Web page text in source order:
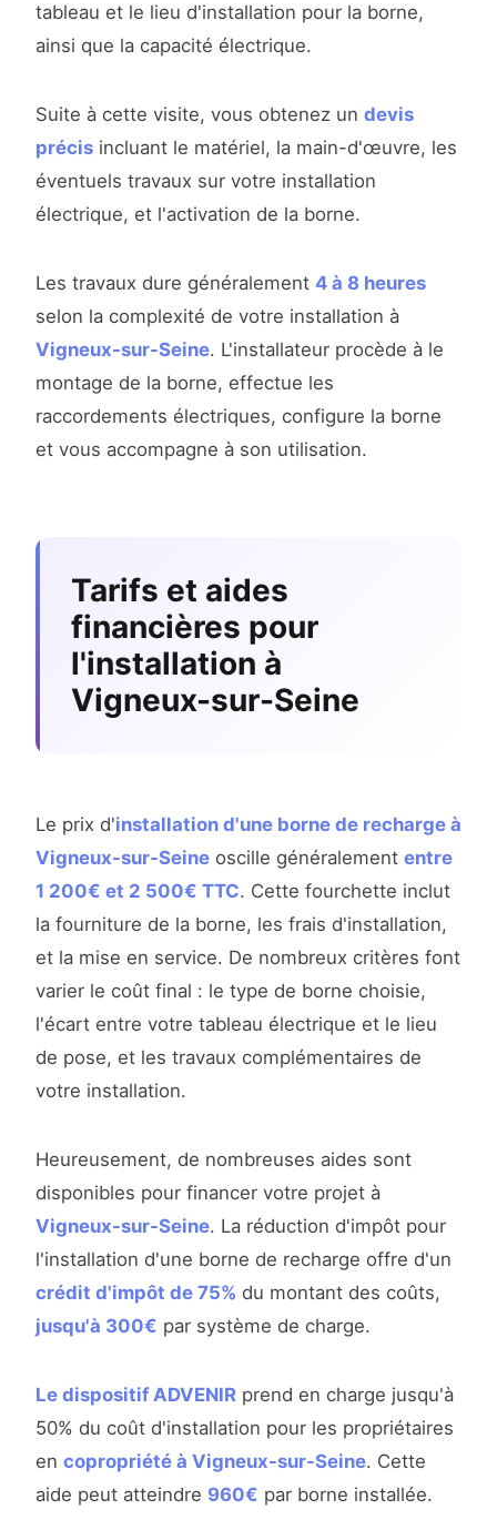
tableau et le lieu d'installation pour la borne,
ainsi que la capacité électrique.
Suite à cette visite, vous obtenez un devis
précis incluant le matériel, la main-d'œuvre, les
éventuels travaux sur votre installation
électrique, et l'activation de la borne.
Les travaux dure généralement 4 à 8 heures
selon la complexité de votre installation à
Vigneux-sur-Seine. L'installateur procède à le
montage de la borne, effectue les
raccordements électriques, configure la borne
et vous accompagne à son utilisation.
Tarifs et aides
financières pour
l'installation à
Vigneux-sur-Seine
Le prix d'installation d'une borne de recharge à
Vigneux-sur-Seine oscille généralement entre
1 200€ et 2 500€ TTC. Cette fourchette inclut
la fourniture de la borne, les frais d'installation,
et la mise en service. De nombreux critères font
varier le coût final : le type de borne choisie,
l'écart entre votre tableau électrique et le lieu
de pose, et les travaux complémentaires de
votre installation.
Heureusement, de nombreuses aides sont
disponibles pour financer votre projet à
Vigneux-sur-Seine. La réduction d'impôt pour
l'installation d'une borne de recharge offre d'un
crédit d'impôt de 75% du montant des coûts,
jusqu'à 300€ par système de charge.
Le dispositif ADVENIR prend en charge jusqu'à
50% du coût d'installation pour les propriétaires
en copropriété à Vigneux-sur-Seine. Cette
aide peut atteindre 960€ par borne installée.